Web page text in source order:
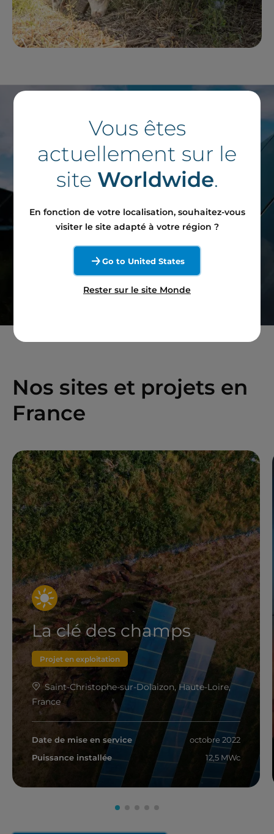
Vous souhaitez en
savoir plus ?
Contactez notre équipe
Nos sites et projets en
France
La clé des champs
Projet en exploitation
Saint-Christophe-sur-Dolaizon, Haute-Loire,
France
Date de mise en service
octobre 2022
Puissance installée
12,5 MWc
En savoir plus
Vous êtes
actuellement sur le
site Worldwide.
En fonction de votre localisation, souhaitez-vous
visiter le site adapté à votre région ?
Go to United States
Rester sur le site Monde